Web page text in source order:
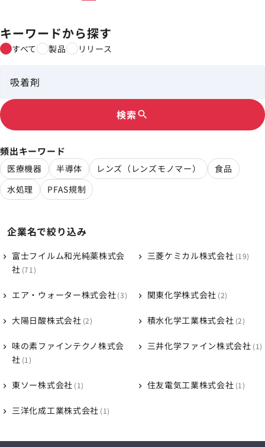
企業名で絞り込み
富士フイルム和光純薬株式会
社 71
三菱ケミカル株式会社 19
エア・ウォーター株式会社 3 関東化学株式会社 2
大陽日酸株式会社 2 積水化学工業株式会社 2
味の素ファインテクノ株式会
社 1
三井化学ファイン株式会社 1
東ソー株式会社 1 住友電気工業株式会社 1
三洋化成工業株式会社 1
キーワードから探す
すべて 製品 リリース
検索 search
頻出キーワード
医療機器 半導体 レンズ（レンズモノマー）
食品
水処理
PFAS規制